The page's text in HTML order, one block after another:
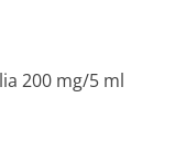
200 mg/5 ml